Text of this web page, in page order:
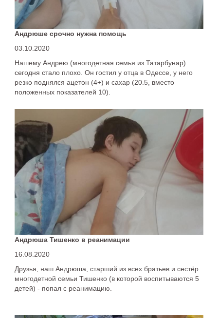
Андрюше срочно нужна помощь
03.10.2020
Нашему Андрею (многодетная семья из Татарбунар)
сегодня стало плохо. Он гостил у отца в Одессе, у него
резко поднялся ацетон (4+) и сахар (20.5, вместо
положенных показателей 10).
Андрюша Тишенко в реанимации
16.08.2020
Друзья, наш Андрюша, старший из всех братьев и сестёр
многодетной семьи Тишенко (в которой воспитываются 5
детей) - попал с реанимацию.